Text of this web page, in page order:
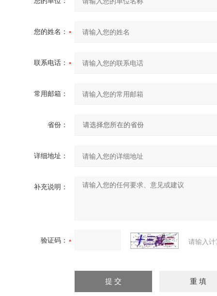
您的姓名：
联系电话：
常用邮箱：
省份：
详细地址：
补充说明：
验证码： 请输入